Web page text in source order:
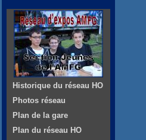
Historique du réseau HO
Photos réseau
Plan de la gare
Plan du réseau HO